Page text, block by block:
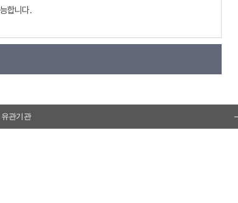
합니다.
유관기관